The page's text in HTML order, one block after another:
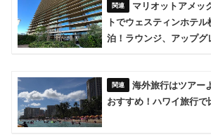
マリオットアメッ
トでウェスティンホテ
泊！ラウンジ、アップグ
海外旅行はツアー
おすすめ！ハワイ旅行で